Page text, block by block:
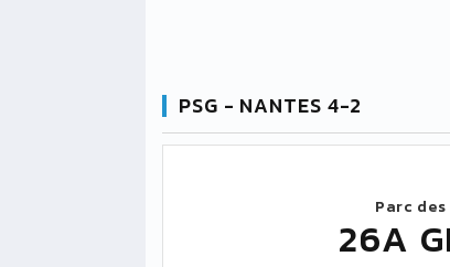
PSG - NANTES 4-2
Parc
26A